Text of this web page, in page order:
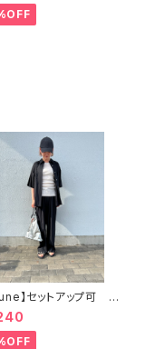
】セットアップ可 イ
パンツ 535608